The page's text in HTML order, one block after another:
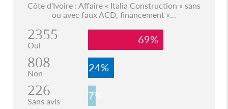
Côte d'Ivoire : Affaire « Italia Construction » sans
ou avec faux ACD, financement «...
2355
Oui 69%
808
Non 24%
226
Sans avis 7%